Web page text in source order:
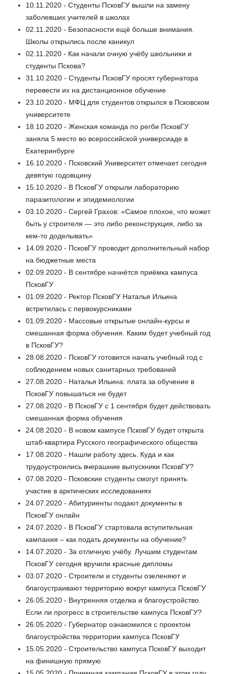
10.11.2020 - Студенты ПсковГУ вышли на замену
заболевших учителей в школах
02.11.2020 - Безопасности ещё больше внимания.
Школы открылись после каникул
02.11.2020 - Как начали очную учёбу школьники и
студенты Пскова?
31.10.2020 - Студенты ПсковГУ просят губернатора
перевести их на дистанционное обучение
23.10.2020 - МФЦ для студентов открылся в Псковском
университете
18.10.2020 - Женская команда по регби ПсковГУ
заняла 5 место во всероссийской универсиаде в
Екатеринбурге
16.10.2020 - Псковский Университет отмечает сегодня
девятую годовщину
15.10.2020 - В ПсковГУ открыли лабораторию
паразитологии и эпидемиологии
03.10.2020 - Сергей Грахов: «Самое плохое, что может
быть у строителя — это либо реконструкция, либо за
кем-то доделывать»
14.09.2020 - ПсковГУ проводит дополнительный набор
на бюджетные места
02.09.2020 - В сентябре начнётся приёмка кампуса
ПсковГУ
01.09.2020 - Ректор ПсковГУ Наталья Ильина
встретилась с первокурсниками
01.09.2020 - Массовые открытые онлайн-курсы и
смешанная форма обучения. Каким будет учебный год
в ПсковГУ?
28.08.2020 - ПсковГУ готовится начать учебный год с
соблюдением новых санитарных требований
27.08.2020 - Наталья Ильина: плата за обучение в
ПсковГУ повышаться не будет
27.08.2020 - В ПсковГУ с 1 сентября будет действовать
смешанная форма обучения
24.08.2020 - В новом кампусе ПсковГУ будет открыта
штаб-квартира Русского географического общества
17.08.2020 - Нашли работу здесь. Куда и как
трудоустроились вчерашние выпускники ПсковГУ?
07.08.2020 - Псковские студенты смогут принять
участие в арктических исследованиях
24.07.2020 - Абитуриенты подают документы в
ПсковГУ онлайн
24.07.2020 - В ПсковГУ стартовала вступительная
кампания – как подать документы на обучение?
14.07.2020 - За отличную учёбу. Лучшим студентам
ПсковГУ сегодня вручили красные дипломы
03.07.2020 - Строители и студенты озеленяют и
благоустраивают территорию вокруг кампуса ПсковГУ
26.05.2020 - Внутренняя отделка и благоустройство.
Если ли прогресс в строительстве кампуса ПсковГУ?
26.05.2020 - Губернатор ознакомился с проектом
благоустройства территории кампуса ПсковГУ
15.05.2020 - Строительство кампуса ПсковГУ выходит
на финишную прямую